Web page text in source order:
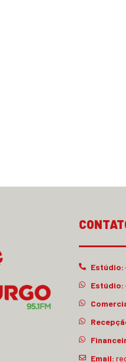
Estúdio:
Estúdio:
Email: